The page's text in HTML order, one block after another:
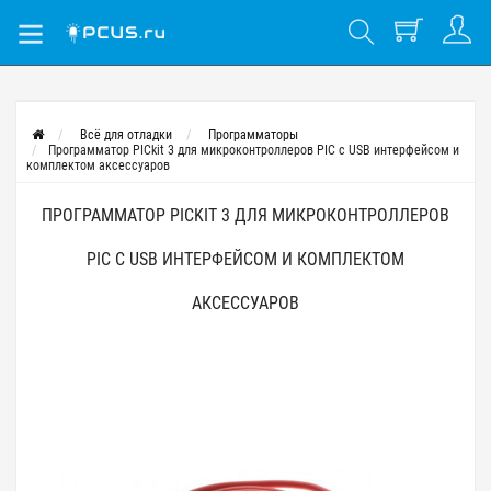
Всё для отладки
Программаторы
Программатор PICkit 3 для микроконтроллеров PIC с USB интерфейсом и
комплектом аксессуаров
ПРОГРАММАТОР PICKIT 3 ДЛЯ МИКРОКОНТРОЛЛЕРОВ
PIC С USB ИНТЕРФЕЙСОМ И КОМПЛЕКТОМ
АКСЕССУАРОВ